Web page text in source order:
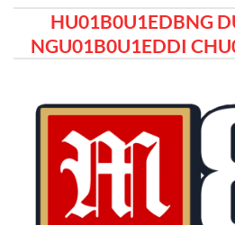
HU01B0U1EDBNG
NGU01B0U1EDDI